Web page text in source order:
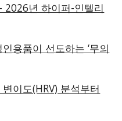
2026년 하이퍼-인텔리
용품이 선도하는 ‘무의
이도(HRV) 분석부터